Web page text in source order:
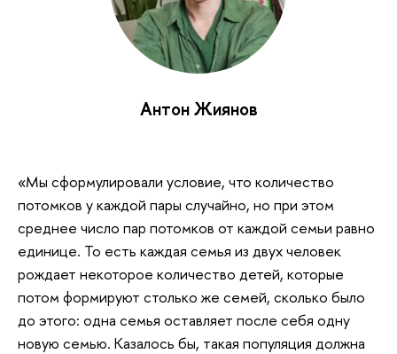
Антон Жиянов
«Мы сформулировали условие, что количество
потомков у каждой пары случайно, но при этом
среднее число пар потомков от каждой семьи равно
единице. То есть каждая семья из двух человек
рождает некоторое количество детей, которые
потом формируют столько же семей, сколько было
до этого: одна семья оставляет после себя одну
новую семью. Казалось бы, такая популяция должна